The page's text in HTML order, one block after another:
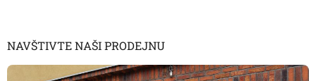
NAVŠTIVTE NAŠI PRODEJNU